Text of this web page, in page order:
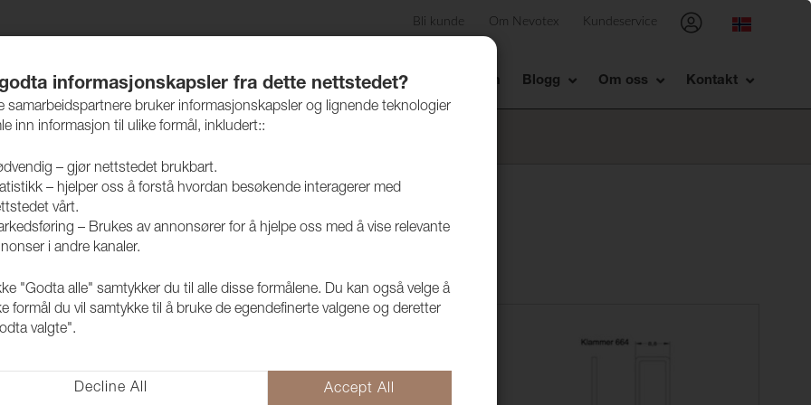
Bli kunde Om Nevotex Kundeservice
Produkter Vedlikehold Bærekraft Case Showrom Blogg Om oss Kontakt
spiker Stifter/Klammer
informasjonskapsler fra dette nettstedet?
samarbeidspartnere bruker informasjonskapsler og lignende teknologier
inn informasjon til ulike formål, inkludert::
– gjør nettstedet brukbart.
– hjelper oss å forstå hvordan besøkende interagerer med
vårt.
– Brukes av annonsører for å hjelpe oss med å vise relevante
i andre kanaler.
"Godta alle" samtykker du til alle disse formålene. Du kan også velge å
formål du vil samtykke til å bruke de egendefinerte valgene og deretter
valgte".
Decline All Accept All